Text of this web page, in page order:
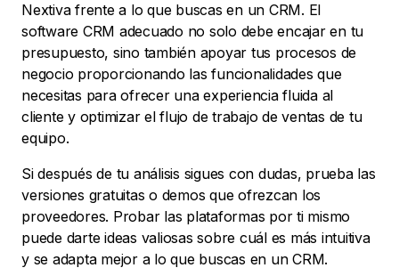
Nextiva frente a lo que buscas en un CRM. El
software CRM adecuado no solo debe encajar en tu
presupuesto, sino también apoyar tus procesos de
negocio proporcionando las funcionalidades que
necesitas para ofrecer una experiencia fluida al
cliente y optimizar el flujo de trabajo de ventas de tu
equipo.
Si después de tu análisis sigues con dudas, prueba las
versiones gratuitas o demos que ofrezcan los
proveedores. Probar las plataformas por ti mismo
puede darte ideas valiosas sobre cuál es más intuitiva
y se adapta mejor a lo que buscas en un CRM.